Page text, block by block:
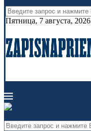
Пятница, 7 августа, 2026